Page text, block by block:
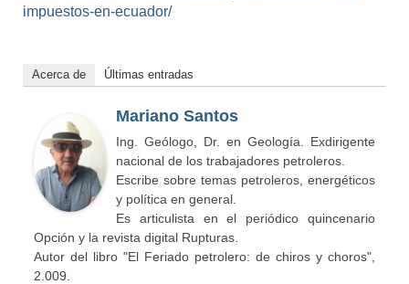
impuestos-en-ecuador/
Acerca de Últimas entradas
Mariano Santos
Ing. Geólogo, Dr. en Geología. Exdirigente
nacional de los trabajadores petroleros.
Escribe sobre temas petroleros, energéticos
y política en general.
Es articulista en el periódico quincenario
Opción y la revista digital Rupturas.
Autor del libro "El Feriado petrolero: de chiros y choros",
2.009.